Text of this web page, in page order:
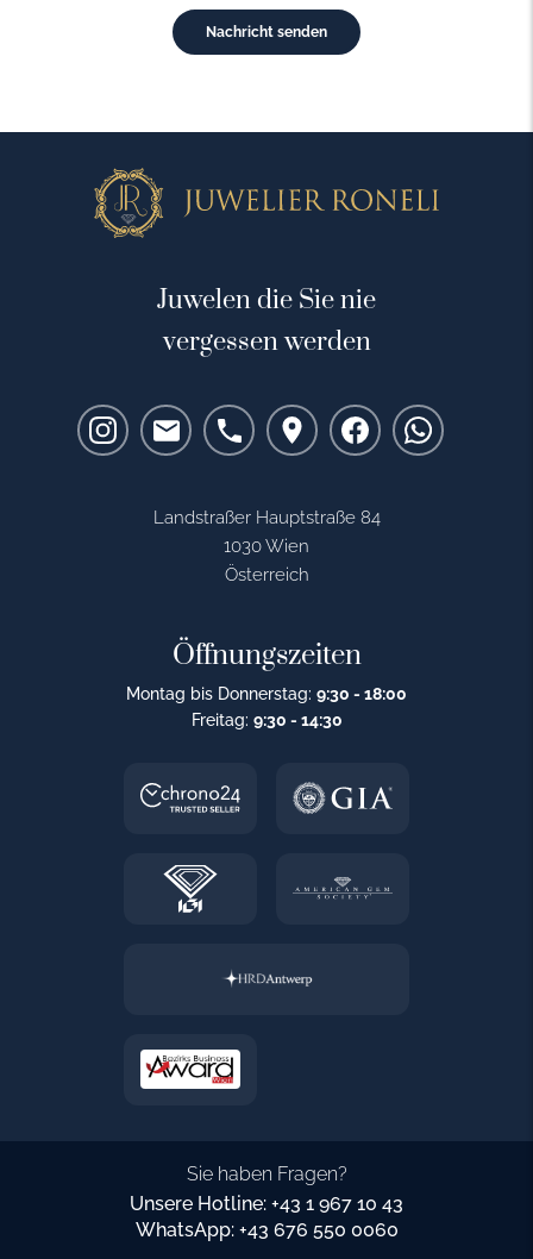
Juwelen die Sie nie
vergessen werden
Landstraßer Hauptstraße 84
1030 Wien
Österreich
Öffnungszeiten
Montag bis Donnerstag: 9:30 - 18:00
Freitag: 9:30 - 14:30
Sie haben Fragen?
Unsere Hotline: +43 1 967 10 43
WhatsApp: +43 676 550 0060